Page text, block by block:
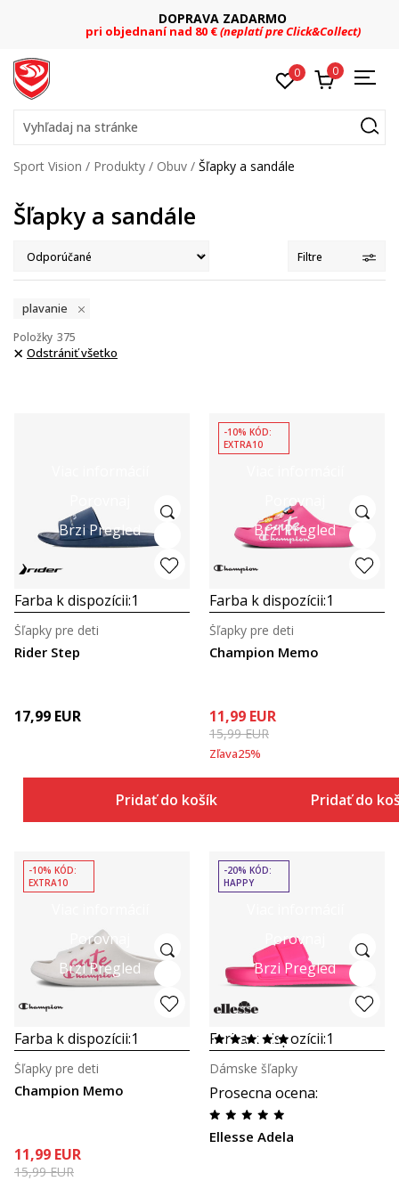
DOPRAVA ZADARMO
pri objednaní nad 80 €(neplatí pre Click&Collect)
0 0
Vyhľadaj na stránke
Sport Vision Produkty Obuv Šľapky a sandále
Šľapky a sandále
Filtre
plavanie
375
Položky
Odstrániť všetko
Brzi Pregled
Farba k dispozícii:1
Rider Step
Šľapky pre deti
17,99 EUR
Pridať do košíka
Porovnaj
Brzi Pregled
-10% KÓD:
EXTRA10
Farba k dispozícii:1
Champion Memo
Šľapky pre deti
11,99 EUR
15,99EUR
Zľava25%
Pridať do
Porovnaj
Brzi Pregled
-10% KÓD:
EXTRA10
Farba k dispozícii:1
Champion Memo
Šľapky pre deti
11,99 EUR
15,99EUR
Porovnaj
Brzi Pregled
-20% KÓD:
HAPPY
Farba k dispozícii:1
Prosecna ocena:
Ellesse Adela
Dámske šľapky